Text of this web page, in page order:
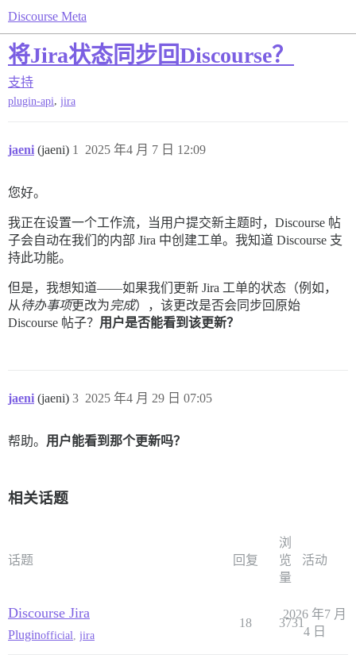
Discourse Meta
将Jira状态同步回Discourse？
支持
plugin-api, jira
jaeni (jaeni) 2025 年4 月 7 日 12:09
1
您好。
我正在设置一个工作流，当用户提交新主题时，Discourse 帖
子会自动在我们的内部 Jira 中创建工单。我知道 Discourse 支
持此功能。
但是，我想知道——如果我们更新 Jira 工单的状态（例如，
从 待办事项更改为完成），该更改是否会同步回原始
Discourse 帖子？ 用户是否能看到该更新？
jaeni (jaeni) 2025 年4 月 29 日 07:05
3
帮助。 用户能看到那个更新吗？
相关话题
话题 回复
浏
览
量
活动
Discourse Jira
Pluginofficial jira
18 3731
2026 年7 月
4 日